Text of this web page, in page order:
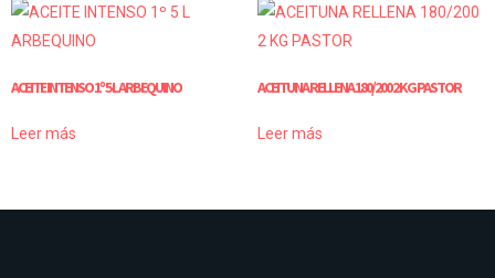
ACEITE INTENSO 1º 5 L ARBEQUINO
Leer más
ACEITUNA RELLENA 180/200 2 KG PASTOR
Leer más